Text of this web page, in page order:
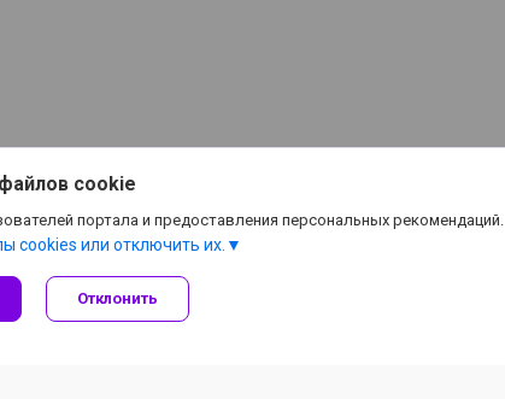
cookie
портала и предоставления персональных рекомендаций.
cookies или отключить их.
Отклонить